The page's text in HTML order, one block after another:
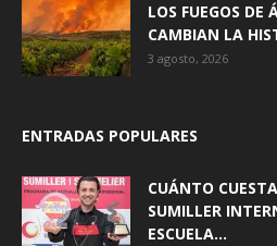
LOS FUEGOS DE
CAMBIAN LA
3 agosto, 2026
ENTRADAS POPULARES
CUÁNTO
SUMILLER
ESCUELA...